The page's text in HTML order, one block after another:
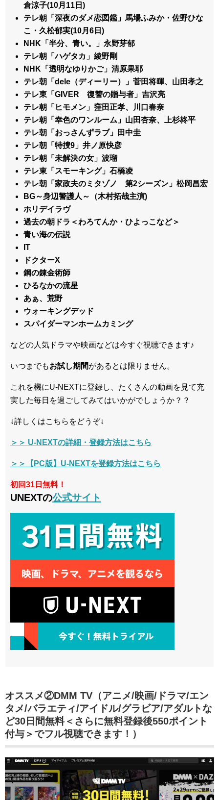
倉涼子(10月11日)
テレ朝「深夜のダメ恋図鑑」馬場ふみか・佐野ひな
こ・久松郁実(10月6日)
NHK「半分、青い。」永野芽郁
テレ朝「ハゲタカ」綾野剛
NHK「透明なゆりかご」清原果耶
テレ朝「dele（ディーリー）」菅田将暉、山田孝之
テレ東「GIVER 復讐の贈与者」吉沢亮
テレ朝「ヒモメン」窪田正孝、川口春奈
テレ朝「幸色のワンルーム」山田杏奈、上杉柊平
テレ朝「おっさんずラブ」田中圭
テレ朝「特捜9」井ノ原快彦
テレ朝「未解決の女」波瑠
テレ東「スモーキング」石橋凌
テレ朝「家政夫のミタゾノ 第2シーズン」松岡昌宏
BG～身辺警護人～（木村拓哉主演)
ホリデイラヴ
過去の朝ドラ＜わろてんか・ひよっこなど＞
青い海の伝説
IT
ドクターX
鋼の錬金術師
ひるなかの流星
あぁ、荒野
ウォーキングデッド
スパイダーマンホームカミング
などの人気ドラマや映画などは今すぐ視聴できます♪
いつまでもお試し期間があるとは限りません。
これを機にU-NEXTに登録し、たくさんの動画を見て充
実した毎日を過ごしてみてはいかがでしょうか？？
↓詳しくはこちらをどうぞ↓
＞＞ U-NEXTの詳細・登録方法はこちら
＞＞【PC版】U-NEXTを登録方法はこちら
初回31日無料！
UNEXTの公式サイト
オススメ②DMM TV（アニメ/映画/ドラマ/エン
タメ/バラエティ/アイドル/グラビア/アダルトな
ど30日間無料＜さらに無料登録後550ポイント
付与＞でフル視聴できます！）